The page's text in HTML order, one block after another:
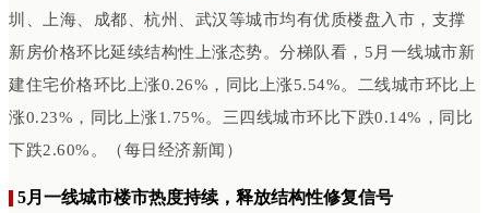
圳、上海、成都、杭州、武汉等城市均有优质楼盘入市，支撑
新房价格环比延续结构性上涨态势。分梯队看，5月一线城市新
建住宅价格环比上涨0.26%，同比上涨5.54%。二线城市环比上
涨0.23%，同比上涨1.75%。三四线城市环比下跌0.14%，同比
下跌2.60%。（每日经济新闻）
5月一线城市楼市热度持续，释放结构性修复信号